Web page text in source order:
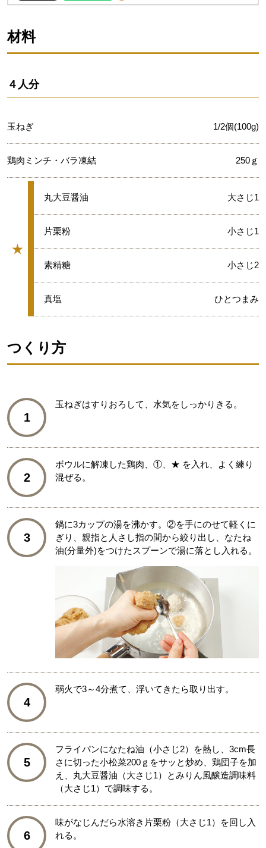
材料
４人分
玉ねぎ 1/2個(100g)
鶏肉ミンチ・バラ凍結 250ｇ
★
グループ
★
丸大豆醤油 大さじ1
★
片栗粉 小さじ1
★
素精糖 小さじ2
★
真塩 ひとつまみ
つくり方
1
玉ねぎはすりおろして、水気をしっかりきる。
2
ボウルに解凍した鶏肉、①、★ を入れ、よく練り
混ぜる。
3
鍋に3カップの湯を沸かす。②を手にのせて軽くに
ぎり、親指と人さし指の間から絞り出し、なたね
油(分量外)をつけたスプーンで湯に落とし入れる。
4
弱火で3～4分煮て、浮いてきたら取り出す。
5
フライパンになたね油（小さじ2）を熱し、3cm長
さに切った小松菜200ｇをサッと炒め、鶏団子を加
え、丸大豆醤油（大さじ1）とみりん風醸造調味料
（大さじ1）で調味する。
6
味がなじんだら水溶き片栗粉（大さじ1）を回し入
れる。